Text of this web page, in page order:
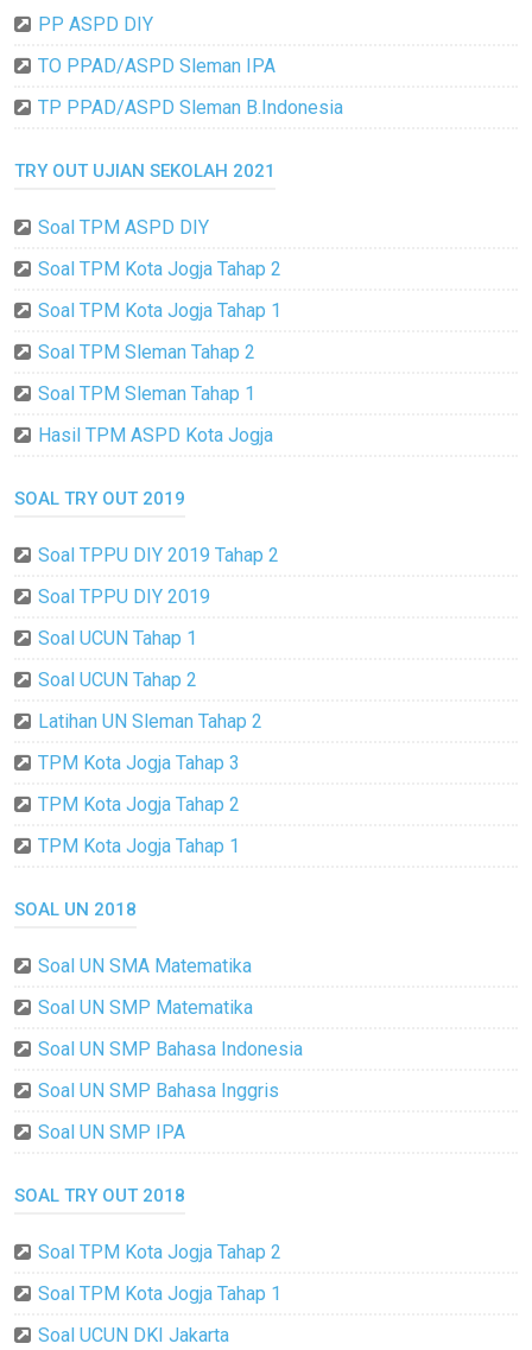
PP ASPD DIY
TO PPAD/ASPD Sleman IPA
TP PPAD/ASPD Sleman B.Indonesia
TRY OUT UJIAN SEKOLAH 2021
Soal TPM ASPD DIY
Soal TPM Kota Jogja Tahap 2
Soal TPM Kota Jogja Tahap 1
Soal TPM Sleman Tahap 2
Soal TPM Sleman Tahap 1
Hasil TPM ASPD Kota Jogja
SOAL TRY OUT 2019
Soal TPPU DIY 2019 Tahap 2
Soal TPPU DIY 2019
Soal UCUN Tahap 1
Soal UCUN Tahap 2
Latihan UN Sleman Tahap 2
TPM Kota Jogja Tahap 3
TPM Kota Jogja Tahap 2
TPM Kota Jogja Tahap 1
SOAL UN 2018
Soal UN SMA Matematika
Soal UN SMP Matematika
Soal UN SMP Bahasa Indonesia
Soal UN SMP Bahasa Inggris
Soal UN SMP IPA
SOAL TRY OUT 2018
Soal TPM Kota Jogja Tahap 2
Soal TPM Kota Jogja Tahap 1
Soal UCUN DKI Jakarta